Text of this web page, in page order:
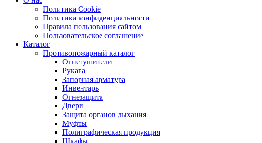
Политика Cookie
Политика конфиденциальности
Правила пользования сайтом
Пользовательское соглашение
Каталог
Противопожарный каталог
Огнетушители
Рукава
Запорная арматура
Инвентарь
Огнезащита
Двери
Защита органов дыхания
Муфты
Полиграфическая продукция
Шкафы